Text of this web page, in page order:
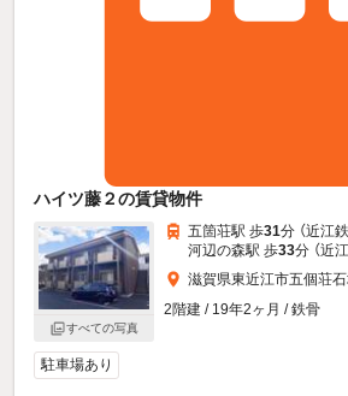
ハイツ藤２の賃貸物件
すべての写真
五箇荘駅 歩31分 （近江
河辺の森駅 歩33分 （近
滋賀県東近江市五個荘
2階建 / 19年2ヶ月 / 鉄骨
駐車場あり